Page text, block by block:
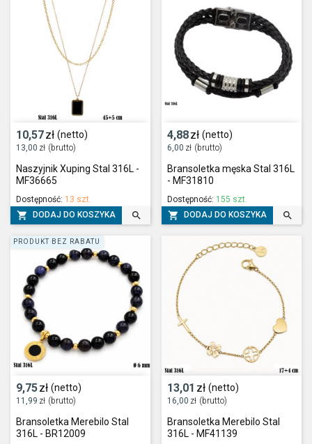
10,57zł (netto)
13,00 zł (brutto)
Naszyjnik Xuping Stal 316L -
MF36665
Dostępność: 13 szt.
 DODAJ DO KOSZYKA 
4,88zł (netto)
6,00 zł (brutto)
Bransoletka męska Stal 316L
- MF31810
Dostępność: 155 szt.
 DODAJ DO KOSZYKA 
9,75zł (netto)
11,99 zł (brutto)
Bransoletka Merebilo Stal
316L - BR12009
PRODUKT BEZ RABATU
13,01 zł (netto)
16,00 zł (brutto)
Bransoletka Merebilo Stal
316L - MF41139